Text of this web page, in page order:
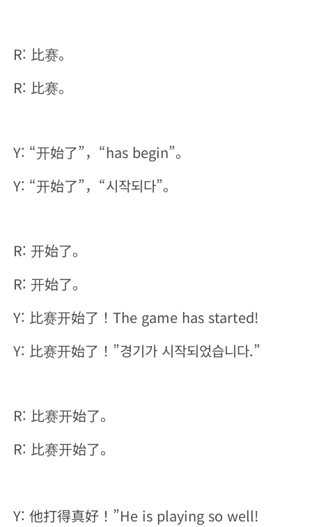
R: 比赛。
R: 比赛。
Y: “开始了”，“has begin”。
Y: “开始了”，“시작되다”。
R: 开始了。
R: 开始了。
Y: 比赛开始了！The game has started!
Y: 比赛开始了！”경기가 시작되었습니다.”
R: 比赛开始了。
R: 比赛开始了。
Y: 他打得真好！”He is playing so well!